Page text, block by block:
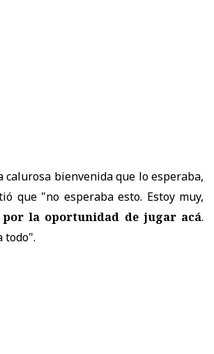
calurosa bienvenida que lo esperaba,
que "no esperaba esto. Estoy muy,
por la oportunidad de jugar acá.
todo".